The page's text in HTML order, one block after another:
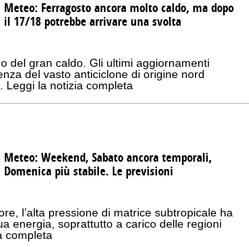
Meteo: Ferragosto ancora molto caldo, ma dopo
il 17/18 potrebbe arrivare una svolta
del gran caldo. Gli ultimi aggiornamenti
del vasto anticiclone di origine nord
Leggi la notizia completa
Meteo: Weekend, Sabato ancora temporali,
Domenica più stabile. Le previsioni
l’alta pressione di matrice subtropicale ha
energia, soprattutto a carico delle regioni
completa